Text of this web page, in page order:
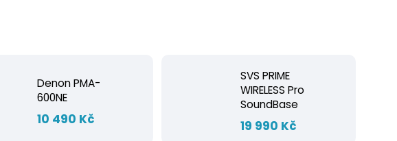
Denon PMA-
600NE
10 490 Kč
SVS PRIME
WIRELESS Pro
SoundBase
19 990 Kč